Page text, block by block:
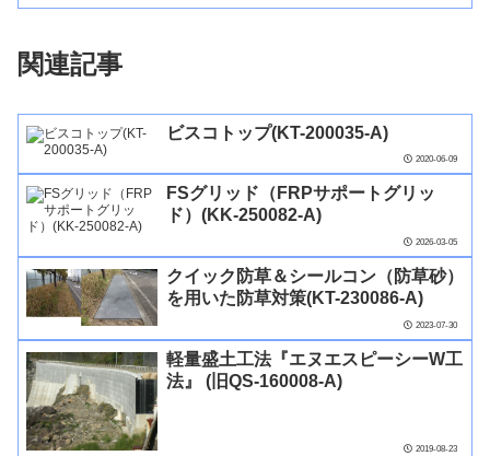
関連記事
ビスコトップ(KT-200035-A)
2020-06-09
FSグリッド（FRPサポートグリッ
ド）(KK-250082-A)
2026-03-05
クイック防草＆シールコン（防草砂）
を用いた防草対策(KT-230086-A)
2023-07-30
軽量盛土工法『エヌエスピーシーW工
法』 (旧QS-160008-A)
2019-08-23